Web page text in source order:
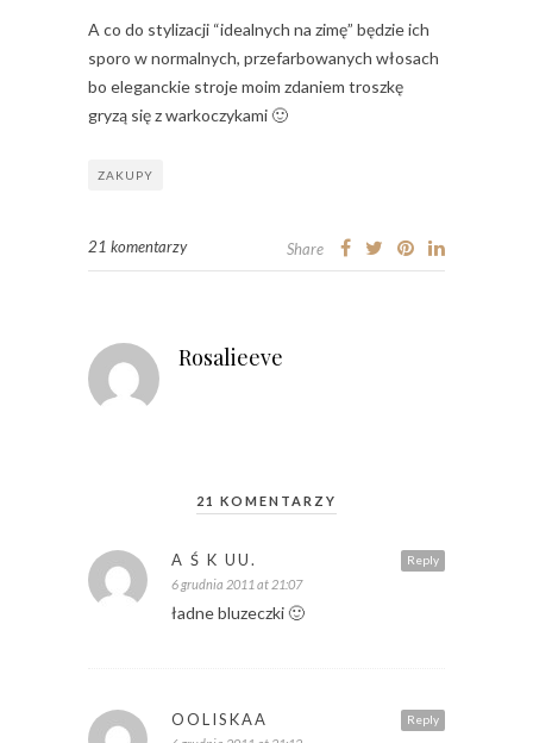
A co do stylizacji “idealnych na zimę” będzie ich
sporo w normalnych, przefarbowanych włosach
bo eleganckie stroje moim zdaniem troszkę
gryzą się z warkoczykami 🙂
ZAKUPY
21 komentarzy Share
Rosalieeve
21 KOMENTARZY
Reply
A Ś K UU.
6 grudnia 2011 at 21:07
ładne bluzeczki 🙂
Reply
OOLISKAA